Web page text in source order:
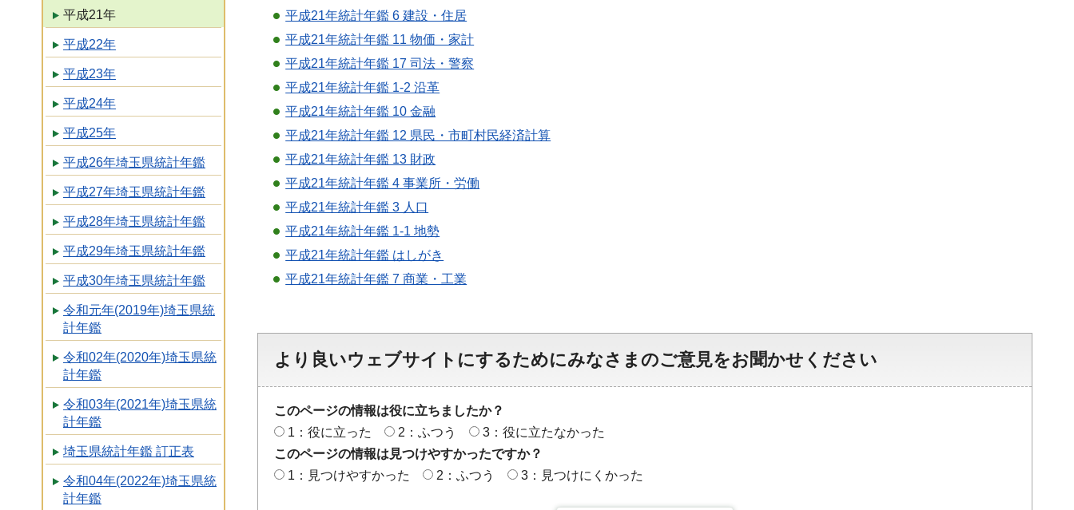
平成21年
平成22年
平成23年
平成24年
平成25年
平成26年埼玉県統計年鑑
平成27年埼玉県統計年鑑
平成28年埼玉県統計年鑑
平成29年埼玉県統計年鑑
平成30年埼玉県統計年鑑
令和元年(2019年)埼玉県統
計年鑑
令和02年(2020年)埼玉県統
計年鑑
令和03年(2021年)埼玉県統
計年鑑
埼玉県統計年鑑 訂正表
令和04年(2022年)埼玉県統
計年鑑
平成21年統計年鑑 6 建設・住居
平成21年統計年鑑 11 物価・家計
平成21年統計年鑑 17 司法・警察
平成21年統計年鑑 1-2 沿革
平成21年統計年鑑 10 金融
平成21年統計年鑑 12 県民・市町村民経済計算
平成21年統計年鑑 13 財政
平成21年統計年鑑 4 事業所・労働
平成21年統計年鑑 3 人口
平成21年統計年鑑 1-1 地勢
平成21年統計年鑑 はしがき
平成21年統計年鑑 7 商業・工業
より良いウェブサイトにするためにみなさまのご意見をお聞かせください
このページの情報は役に立ちましたか？
1：役に立った
2：ふつう
3：役に立たなかった
このページの情報は見つけやすかったですか？
1：見つけやすかった
2：ふつう 3：見つけにくかった